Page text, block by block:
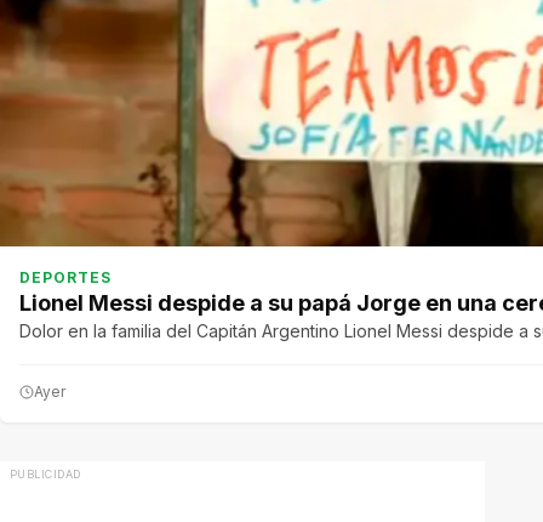
DEPORTES
Lionel Messi despide a su papá Jorge en una
Dolor en la familia del Capitán Argentino Lionel Messi despide
Ayer